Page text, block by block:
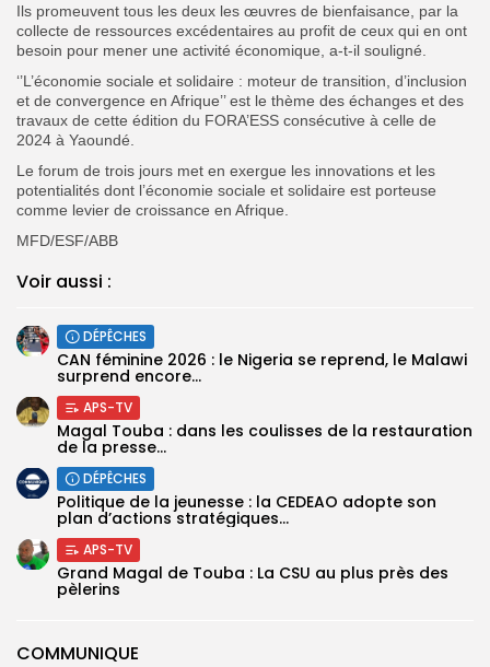
COMMUNIQUE
Ils promeuvent tous les deux les œuvres de bienfaisance, par la
collecte de ressources excédentaires au profit de ceux qui en ont
besoin pour mener une activité économique, a-t-il souligné.
‘’L’économie sociale et solidaire : moteur de transition, d’inclusion
et de convergence en Afrique’’ est le thème des échanges et des
travaux de cette édition du FORA’ESS consécutive à celle de
2024 à Yaoundé.
Le forum de trois jours met en exergue les innovations et les
potentialités dont l’économie sociale et solidaire est porteuse
comme levier de croissance en Afrique.
MFD/ESF/ABB
Voir aussi :
DÉPÊCHES
‎CAN féminine 2026 : le Nigeria se reprend, le Malawi
surprend encore...
APS-TV
Magal Touba : dans les coulisses de la restauration
de la presse...
DÉPÊCHES
Politique de la jeunesse : la CEDEAO adopte son
plan d’actions stratégiques...
APS-TV
Grand Magal de Touba : La CSU au plus près des
pèlerins